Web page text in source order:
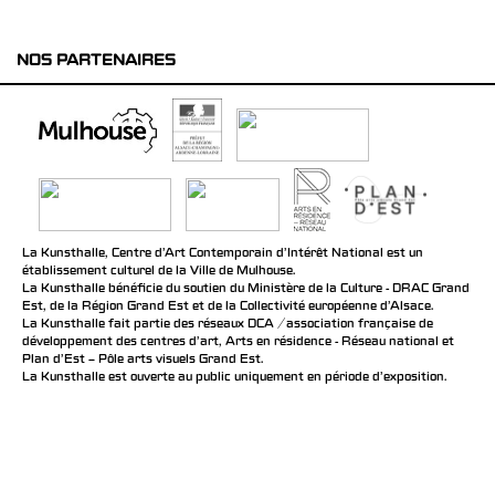
NOS PARTENAIRES
La Kunsthalle, Centre d’Art Contemporain d’Intérêt National est un
établissement culturel de la Ville de Mulhouse.
La Kunsthalle bénéficie du soutien du Ministère de la Culture - DRAC Grand
Est, de la Région Grand Est et de la Collectivité européenne d’Alsace.
La Kunsthalle fait partie des réseaux DCA / association française de
développement des centres d'art, Arts en résidence - Réseau national et
Plan d’Est – Pôle arts visuels Grand Est.
La Kunsthalle est ouverte au public uniquement en période d'exposition.